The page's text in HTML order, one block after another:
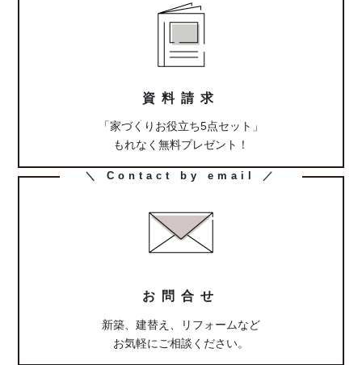
資料請求
「家づくりお役立ち5点セット」
もれなく無料プレゼント！
カ
＼ Contact by email ／
お問合せ
新築、建替え、リフォームなど
お気軽にご相談ください。